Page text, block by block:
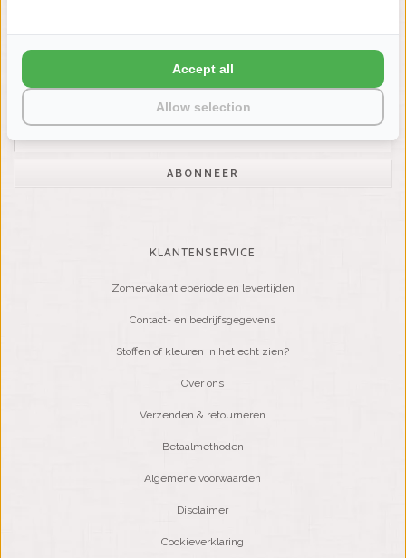
NIEUWSBRIEF
Wilt u op de hoogte blijven?
ABONNEER
KLANTENSERVICE
Zomervakantieperiode en levertijden
Contact- en bedrijfsgegevens
Stoffen of kleuren in het echt zien?
Over ons
Verzenden & retourneren
Betaalmethoden
Algemene voorwaarden
Disclaimer
Cookieverklaring
Allow selection
Accept all